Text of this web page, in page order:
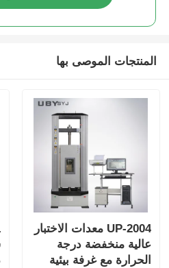
المنتجات الموصى بها
UP-2004 معدات الاختبار
عالية منخفضة درجة
الحرارة مع غرفة بيئية